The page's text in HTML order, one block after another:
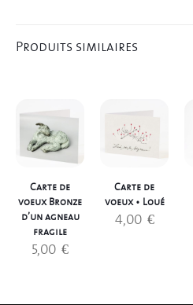
Produits similaires
Carte de
voeux Bronze
d’un agneau
fragile
5,00 €
Carte de
voeux • Loué
4,00 €